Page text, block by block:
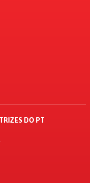
DO PT